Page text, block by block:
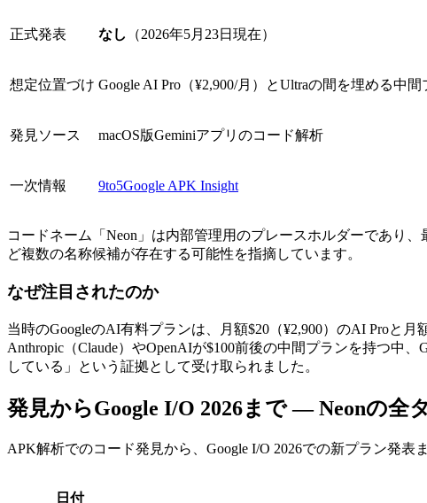
正式発表 なし （2026年5月23日現在）
想定位置づけ Google AI Pro（¥2,900/月）とUltraの間を埋める中間
発見ソース macOS版Geminiアプリのコード解析
一次情報 9to5Google APK Insight
コードネーム「Neon」は内部管理用のプレースホルダーであり
ど複数の名称候補が存在する可能性を指摘しています。
なぜ注目されたのか
当時のGoogleのAI有料プランは、月額$20（¥2,900）のAI Proと月
Anthropic（Claude）やOpenAIが$100前後の中間プランを持つ中
している」という証拠として受け取られました。
発見からGoogle I/O 2026まで — Neonの全
APK解析でのコード発見から、Google I/O 2026での新プラン発表
日付